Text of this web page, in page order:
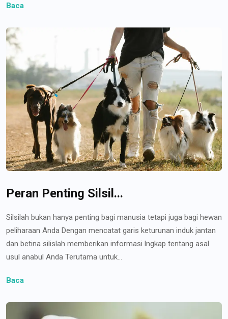
Baca
Peran Penting Silsil...
Silsilah bukan hanya penting bagi manusia tetapi juga bagi hewan
peliharaan Anda Dengan mencatat garis keturunan induk jantan
dan betina silislah memberikan informasi lngkap tentang asal
usul anabul Anda Terutama untuk...
Baca